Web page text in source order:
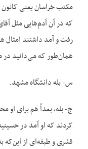
مکتب خراسان یعنی کانون
که در آن آدم‌هایی مثل
رفت و آمد داشتند امثال
همان‌طور که می‌دانید در
س- بله دانشگاه مشهد.
ج- بله، بعداً هم برای او
کردند که او آمد در
قشری و طبقه‌ای از این‌که